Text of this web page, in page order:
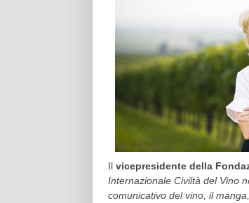
Il vicepresidente della
Internazionale Civiltà del Vino
comunicativo del vino, il